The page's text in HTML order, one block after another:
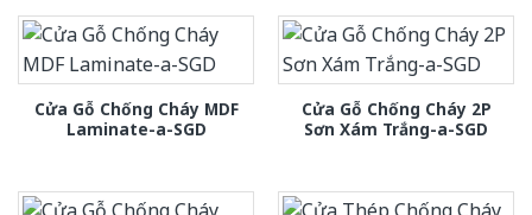
Cửa Gỗ Chống Cháy MDF
Laminate-a-SGD
Cửa Gỗ Chống Cháy 2P
Sơn Xám Trắng-a-SGD